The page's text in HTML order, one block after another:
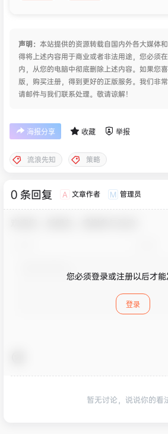
声明： 本站提供的资源转载自国内外各大媒体
得将上述内容用于商业或者非法用途，您必须
内，从您的电脑中彻底删除上述内容。如果您
版，购买注册，得到更好的正版服务。我们非
请邮件与我们联系处理。敬请谅解！
海报分享 收藏 举报
流浪先知 策略
0 条回复 A 文章作者 M 管理员
您必须登录或注册以后才
登录
暂无讨论，说说你的看